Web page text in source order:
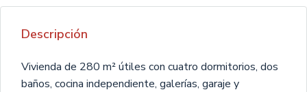
Descripción
Vivienda de 280 m² útiles con cuatro dormitorios, dos
baños, cocina independiente, galerías, garaje y